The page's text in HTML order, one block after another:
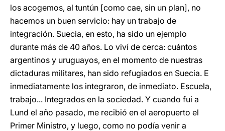
los acogemos, al tuntún [como cae, sin un plan], no
hacemos un buen servicio: hay un trabajo de
integración. Suecia, en esto, ha sido un ejemplo
durante más de 40 años. Lo viví de cerca: cuántos
argentinos y uruguayos, en el momento de nuestras
dictaduras militares, han sido refugiados en Suecia. E
inmediatamente los integraron, de inmediato. Escuela,
trabajo... Integrados en la sociedad. Y cuando fui a
Lund el año pasado, me recibió en el aeropuerto el
Primer Ministro, y luego, como no podía venir a